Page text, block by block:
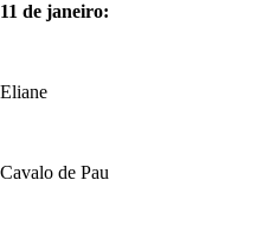
11 de janeiro:
Eliane
Cavalo de Pau